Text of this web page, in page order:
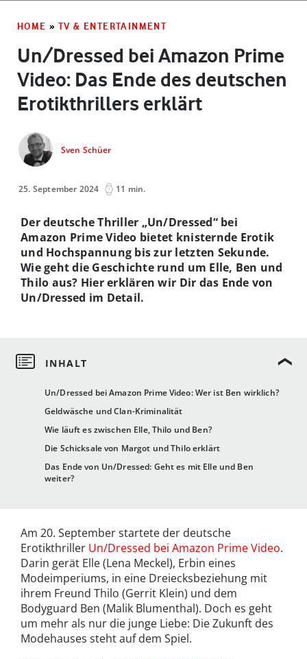
HOME » TV & ENTERTAINMENT
Un/Dressed bei Amazon Prime
Video: Das Ende des deutschen
Erotikthrillers erklärt
Sven Schüer
25. September 2024 11 min.
Un/Dressed bei Amazon Prime Video: Wer ist Ben wirklich?
Geldwäsche und Clan-Kriminalität
Wie läuft es zwischen Elle, Thilo und Ben?
Die Schicksale von Margot und Thilo erklärt
Das Ende von Un/Dressed: Geht es mit Elle und Ben
weiter?
Der deutsche Thriller „Un/Dressed“ bei
Amazon Prime Video bietet knisternde Erotik
und Hochspannung bis zur letzten Sekunde.
Wie geht die Geschichte rund um Elle, Ben und
Thilo aus? Hier erklären wir Dir das Ende von
Un/Dressed im Detail.
Am 20. September startete der deutsche
Erotikthriller Un/Dressed bei Amazon Prime Video.
Darin gerät Elle (Lena Meckel), Erbin eines
Modeimperiums, in eine Dreiecksbeziehung mit
ihrem Freund Thilo (Gerrit Klein) und dem
Bodyguard Ben (Malik Blumenthal). Doch es geht
um mehr als nur die junge Liebe: Die Zukunft des
Modehauses steht auf dem Spiel.